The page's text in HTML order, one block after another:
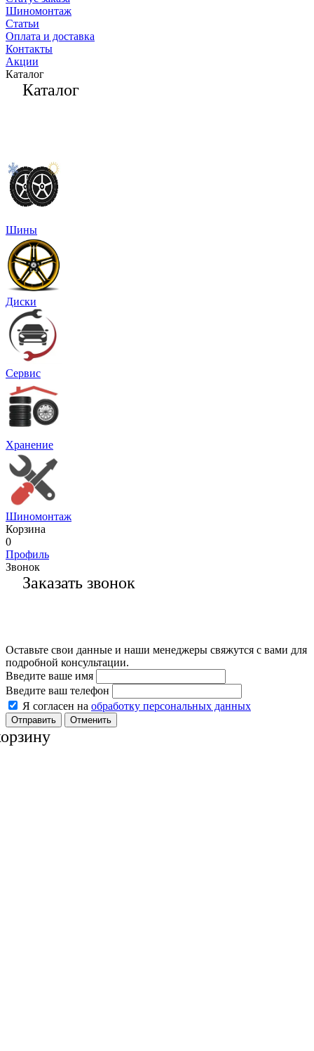
Шиномонтаж
Статьи
Оплата и доставка
Контакты
Акции
Каталог
Каталог
Шины
Диски
Сервис
Хранение
Шиномонтаж
Корзина
0
Профиль
Звонок
Заказать звонок
Оставьте свои данные и наши менеджеры свяжутся с вами для
подробной консультации.
Введите ваше имя
Введите ваш телефон
Я согласен на обработку персональных данных
Отменить